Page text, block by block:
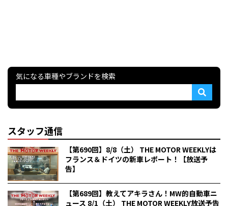
気になる車種やブランドを検索
スタッフ通信
【第690回】8/8（土） THE MOTOR WEEKLYは
フランス＆ドイツの新車レポート！【放送予
告】
【第689回】教えてアキラさん！MW的自動車ニ
ュース 8/1（土） THE MOTOR WEEKLY放送予告